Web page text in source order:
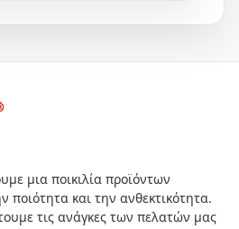
μια ποικιλία προϊόντων
ποιότητα και την ανθεκτικότητα.
τις ανάγκες των πελατών μας